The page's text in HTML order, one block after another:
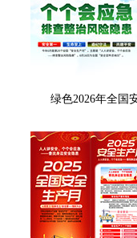
绿色2026年全国